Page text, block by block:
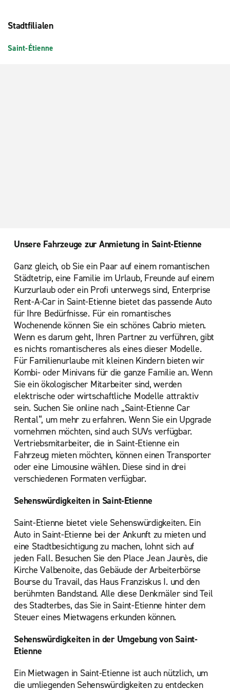
Stadtfilialen
Saint-Étienne
Unsere Fahrzeuge zur Anmietung in Saint-Etienne
Ganz gleich, ob Sie ein Paar auf einem romantischen
Städtetrip, eine Familie im Urlaub, Freunde auf einem
Kurzurlaub oder ein Profi unterwegs sind, Enterprise
Rent-A-Car in Saint-Etienne bietet das passende Auto
für Ihre Bedürfnisse. Für ein romantisches
Wochenende können Sie ein schönes Cabrio mieten.
Wenn es darum geht, Ihren Partner zu verführen, gibt
es nichts romantischeres als eines dieser Modelle.
Für Familienurlaube mit kleinen Kindern bieten wir
Kombi- oder Minivans für die ganze Familie an. Wenn
Sie ein ökologischer Mitarbeiter sind, werden
elektrische oder wirtschaftliche Modelle attraktiv
sein. Suchen Sie online nach „Saint-Etienne Car
Rental“, um mehr zu erfahren. Wenn Sie ein Upgrade
vornehmen möchten, sind auch SUVs verfügbar.
Vertriebsmitarbeiter, die in Saint-Etienne ein
Fahrzeug mieten möchten, können einen Transporter
oder eine Limousine wählen. Diese sind in drei
verschiedenen Formaten verfügbar.
Sehenswürdigkeiten in Saint-Etienne
Saint-Etienne bietet viele Sehenswürdigkeiten. Ein
Auto in Saint-Etienne bei der Ankunft zu mieten und
eine Stadtbesichtigung zu machen, lohnt sich auf
jeden Fall. Besuchen Sie den Place Jean Jaurès, die
Kirche Valbenoite, das Gebäude der Arbeiterbörse
Bourse du Travail, das Haus Franziskus I. und den
berühmten Bandstand. Alle diese Denkmäler sind Teil
des Stadterbes, das Sie in Saint-Etienne hinter dem
Steuer eines Mietwagens erkunden können.
Sehenswürdigkeiten in der Umgebung von Saint-
Etienne
Ein Mietwagen in Saint-Etienne ist auch nützlich, um
die umliegenden Sehenswürdigkeiten zu entdecken